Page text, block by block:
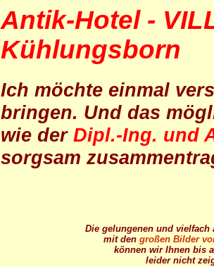
Antik-Hotel -
Kühlungsborn
Ich möchte einmal
bringen. Und das
wie der Dipl.-Ing. und
sorgsam
Die gelungenen und vielfach
mit den großen Bilder
können wir Ihnen bis
leider nicht